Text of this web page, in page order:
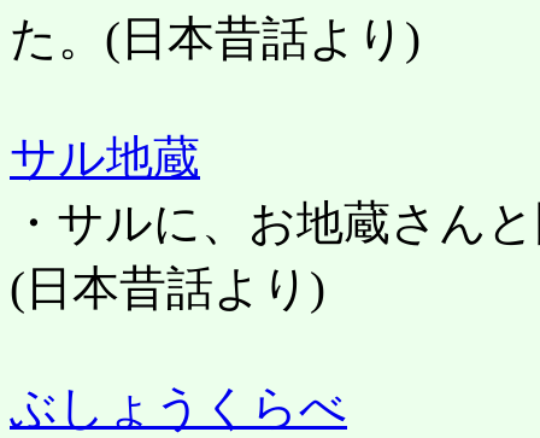
た。 (日本昔話より)
サル地蔵
・サルに、お地蔵さん
(日本昔話より)
ぶしょうくらべ